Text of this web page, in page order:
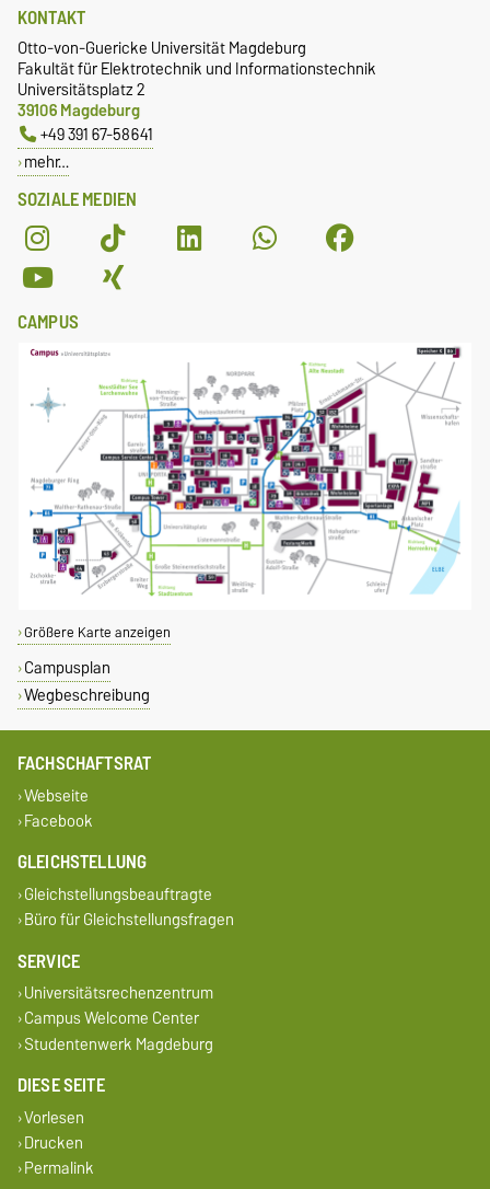
SOZIALE MEDIEN
KONTAKT
Otto-von-Guericke Universität Magdeburg
Fakultät für Elektrotechnik und Informationstechnik
Universitätsplatz 2
39106 Magdeburg
+49 391 67-58641
mehr…
CAMPUS
Größere Karte anzeigen
Campusplan
Wegbeschreibung
FACHSCHAFTSRAT
Webseite
Facebook
GLEICHSTELLUNG
Gleichstellungsbeauftragte
Büro für Gleichstellungsfragen
SERVICE
Universitätsrechenzentrum
Campus Welcome Center
Studentenwerk Magdeburg
DIESE SEITE
Vorlesen
Drucken
Permalink